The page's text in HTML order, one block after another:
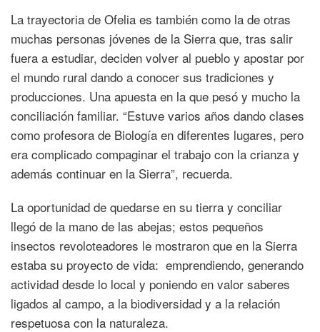
La trayectoria de Ofelia es también como la de otras
muchas personas jóvenes de la Sierra que, tras salir
fuera a estudiar, deciden volver al pueblo y apostar por
el mundo rural dando a conocer sus tradiciones y
producciones. Una apuesta en la que pesó y mucho la
conciliación familiar. “Estuve varios años dando clases
como profesora de Biología en diferentes lugares, pero
era complicado compaginar el trabajo con la crianza y
además continuar en la Sierra”, recuerda.
La oportunidad de quedarse en su tierra y conciliar
llegó de la mano de las abejas; estos pequeños
insectos revoloteadores le mostraron que en la Sierra
estaba su proyecto de vida: emprendiendo, generando
actividad desde lo local y poniendo en valor saberes
ligados al campo, a la biodiversidad y a la relación
respetuosa con la naturaleza.